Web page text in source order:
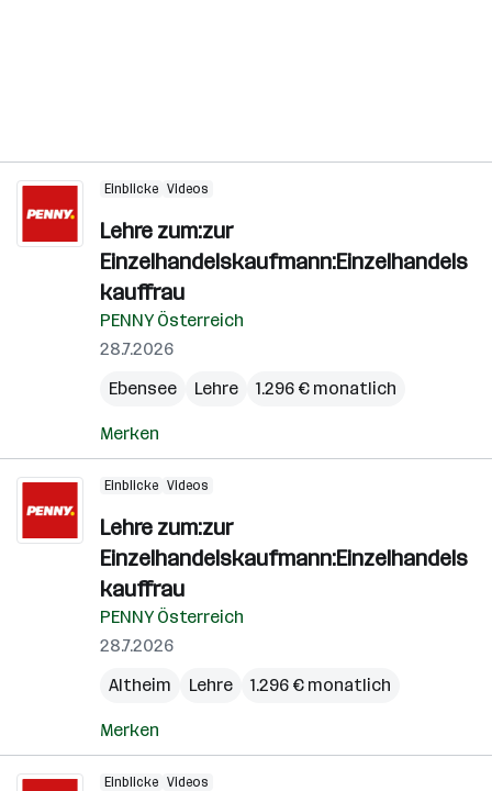
Einblicke Videos
Lehre zum:zur
Einzelhandelskaufmann:Einzelhandels
kauffrau
PENNY Österreich
28.7.2026
Ebensee
Lehre 1.296 € monatlich
Merken
Einblicke Videos
Lehre zum:zur
Einzelhandelskaufmann:Einzelhandels
kauffrau
PENNY Österreich
28.7.2026
Altheim
Lehre 1.296 € monatlich
Merken
Einblicke Videos